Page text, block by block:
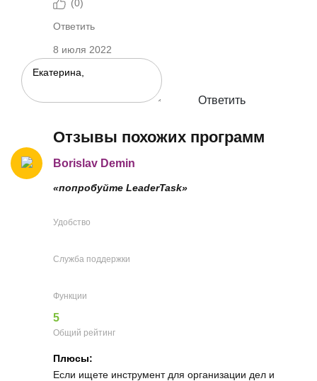
(0)
Ответить
8 июля 2022
Ответить
Отзывы похожих программ
Borislav Demin
«попробуйте LeaderTask»
Удобство
Служба поддержки
Функции
5
Общий рейтинг
Плюсы:
Если ищете инструмент для организации дел и